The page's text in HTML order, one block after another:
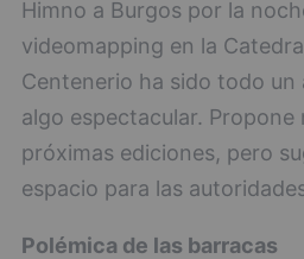
Himno a Burgos por la
videomapping en la
Centenerio ha sido todo
algo espectacular. Propone
próximas ediciones, pero
espacio para las
Polémica de las barracas